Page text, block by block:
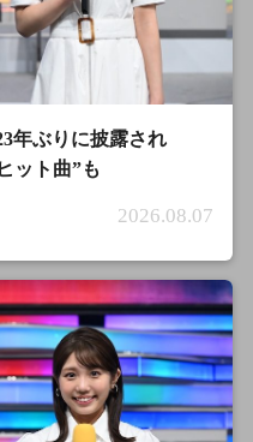
年ぶりに披露され
ット曲”も
2026.08.07